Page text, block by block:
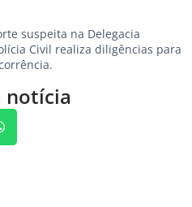
suspeita na Delegacia
Civil realiza diligências para
notícia